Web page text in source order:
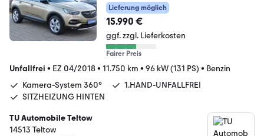
Lieferung möglich
15.990 €
ggf. zzgl. Lieferkosten
Fairer Preis
Unfallfrei • EZ 04/2018• 11.750 km • 96 kW (131 PS) • Benzin
Kamera-System 360°
1.HAND-UNFALLFREI
SITZHEIZUNG HINTEN
TU Automobile Teltow
14513 Teltow